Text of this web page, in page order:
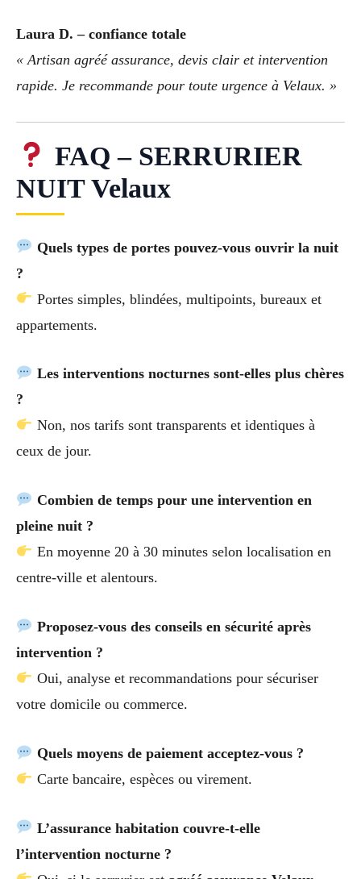
Laura D. – confiance totale
« Artisan agréé assurance, devis clair et intervention
rapide. Je recommande pour toute urgence à Velaux. »
FAQ – SERRURIER
NUIT Velaux
Quels types de portes pouvez-vous ouvrir la nuit
?
Portes simples, blindées, multipoints, bureaux et
appartements.
Les interventions nocturnes sont-elles plus chères
?
Non, nos tarifs sont transparents et identiques à
ceux de jour.
Combien de temps pour une intervention en
pleine nuit ?
En moyenne 20 à 30 minutes selon localisation en
centre-ville et alentours.
Proposez-vous des conseils en sécurité après
intervention ?
Oui, analyse et recommandations pour sécuriser
votre domicile ou commerce.
Quels moyens de paiement acceptez-vous ?
Carte bancaire, espèces ou virement.
L’assurance habitation couvre-t-elle
l’intervention nocturne ?